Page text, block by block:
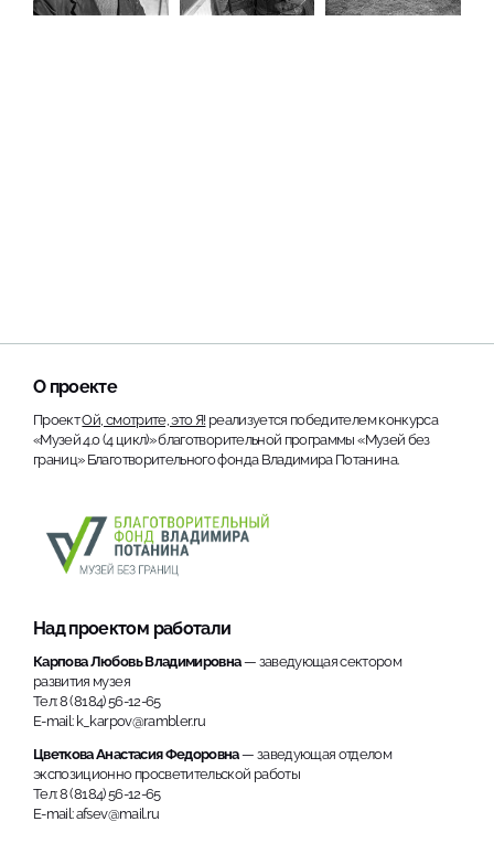
О проекте
ПроектОй, смотрите, это Я! реализуется победителем конкурса
«Музей 4.0 (4 цикл)» благотворительной программы «Музей без
границ» Благотворительного фонда Владимира Потанина.
Над проектом работали
Карпова Любовь Владимировна— заведующая сектором
развития музея
Тел: 8 (8184) 56-12-65
E-mail: k_karpov@rambler.ru
Цветкова Анастасия Федоровна— заведующая отделом
экспозиционно просветительской работы
Тел: 8 (8184) 56-12-65
E-mail: afsev@mail.ru